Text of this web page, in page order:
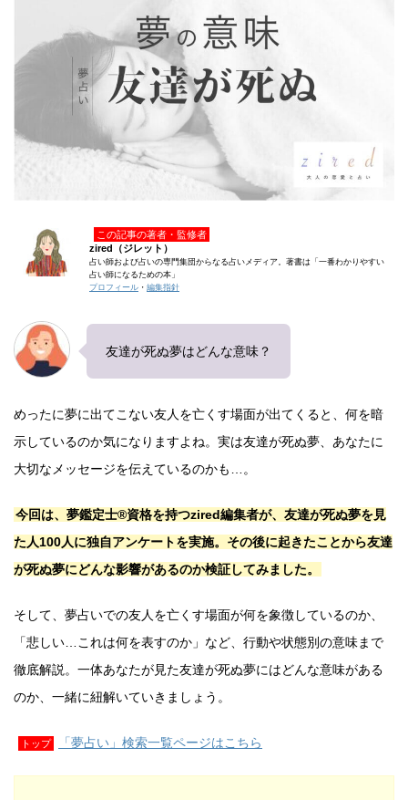
この記事の著者・監修者
zired（ジレット）
占い師および占いの専門集団からなる占いメディア。著書は「一番わかりやすい
占い師になるための本」
プロフィール ・ 編集指針
友達が死ぬ夢はどんな意味？
めったに夢に出てこない友人を亡くす場面が出てくると、何を暗
示しているのか気になりますよね。実は友達が死ぬ夢、あなたに
大切なメッセージを伝えているのかも…。
今回は、夢鑑定士®資格を持つzired編集者が、友達が死ぬ夢を見
た人100人に独自アンケートを実施。その後に起きたことから友達
が死ぬ夢にどんな影響があるのか検証してみました。
そして、夢占いでの友人を亡くす場面が何を象徴しているのか、
「悲しい…これは何を表すのか」など、行動や状態別の意味まで
徹底解説。一体あなたが見た友達が死ぬ夢にはどんな意味がある
のか、一緒に紐解いていきましょう。
トップ 「夢占い」検索一覧ページはこちら